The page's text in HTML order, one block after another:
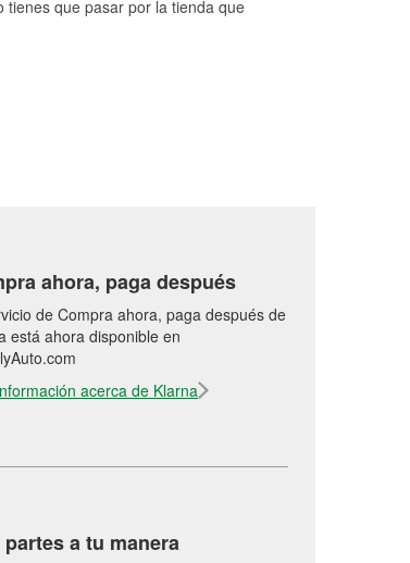
que pasar por la tienda que
ahora, paga después
de Compra ahora, paga después de
está ahora disponible en
acerca de Klarna
partes a tu manera